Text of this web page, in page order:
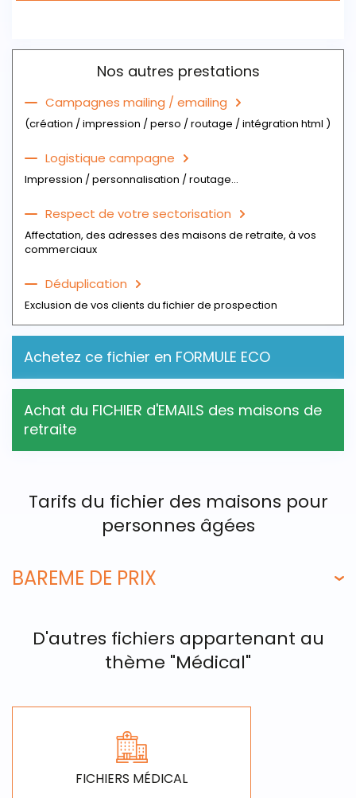
Télécharger l'extrait du fichier
Nos autres prestations
Campagnes mailing / emailing
(création / impression / perso / routage / intégration html )
Logistique campagne
Impression / personnalisation / routage...
Respect de votre sectorisation
Affectation, des adresses des maisons de retraite, à vos
commerciaux
Déduplication
Exclusion de vos clients du fichier de prospection
Achetez ce fichier en FORMULE ECO
Achat du FICHIER d'EMAILS des maisons de
retraite
Tarifs du fichier des maisons pour
personnes âgées
BAREME DE PRIX
D'autres fichiers appartenant au
thème "Médical"
FICHIERS MÉDICAL